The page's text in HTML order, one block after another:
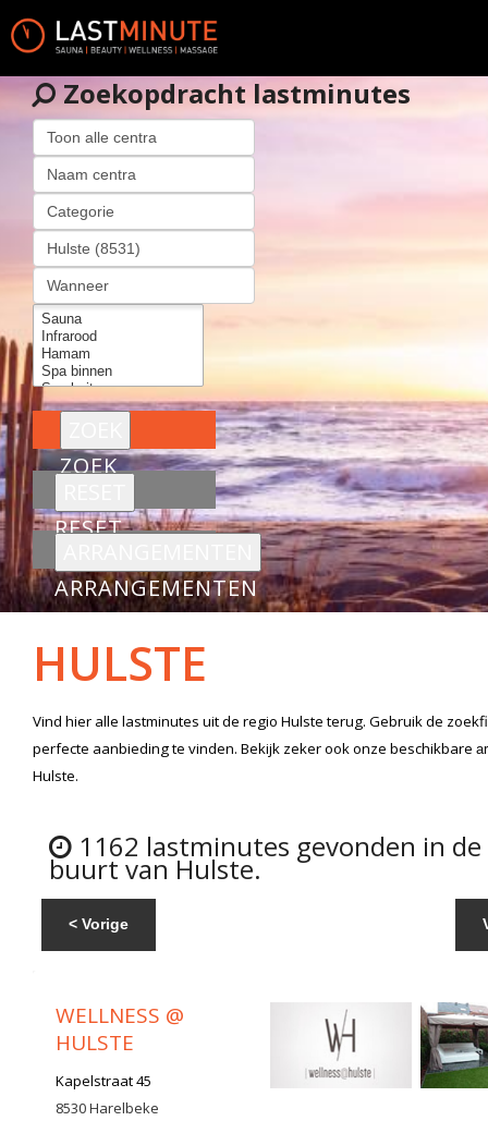
Zoekopdracht lastminutes
ZOEK
RESET
ARRANGEMENTEN
HULSTE
Vind hier alle lastminutes uit de regio Hulsteterug. Gebruik de
perfecte aanbieding te vinden. Bekijk zeker ook onze beschikbare
Hulste.
1162 lastminutes gevonden in de
buurt van Hulste.
< Vorige
WELLNESS @
HULSTE
Kapelstraat 45
8530Harelbeke